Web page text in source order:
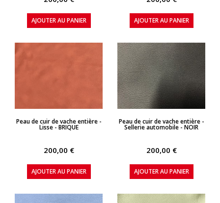
AJOUTER AU PANIER AJOUTER AU PANIER
APERÇU RAPIDE
Peau de cuir de vache entière -
Lisse - BRIQUE
200,00 €
AJOUTER AU PANIER
APERÇU RAPIDE
Peau de cuir de vache entière -
Sellerie automobile - NOIR
200,00 €
AJOUTER AU PANIER